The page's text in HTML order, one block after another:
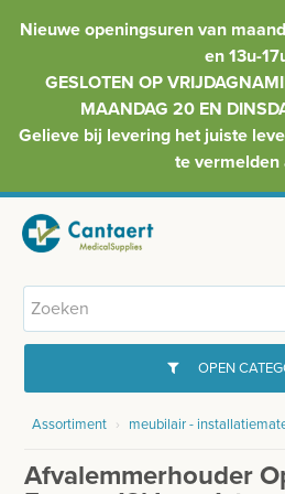
Nieuwe openingsuren van
en 13u-
GESLOTEN OP
MAANDAG 20 EN
Gelieve bij levering het juiste
te vermelden
HOME
OPEN
GYNAECOLOGIE
INJECTIEMATERIAAL
Assortiment › meubilair -
Afvalemmerhouder